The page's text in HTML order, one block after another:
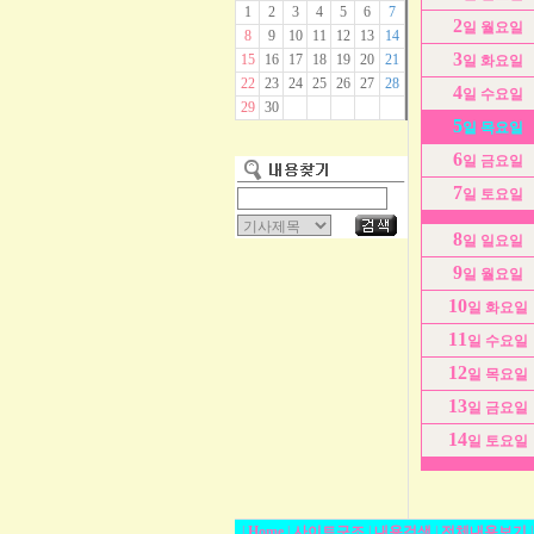
1
2 3 4 5 6
7
8
9 10 11 12 13
14
15
16 17 18 19 20
21
22
23 24 25 26 27
28
29
30
2일 월요일
3일 화요일
4일 수요일
5일 목요일
6일 금요일
7일 토요일
8일 일요일
9일 월요일
10일 화요일
11 일 수요일
12일 목요일
13일 금요일
14일 토요일